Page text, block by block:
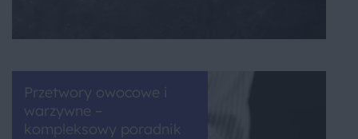
Przetwory owocowe i
warzywne –
kompleksowy poradnik